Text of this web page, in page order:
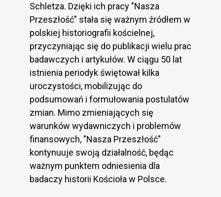
Schletza. Dzięki ich pracy "Nasza
Przeszłość" stała się ważnym źródłem w
polskiej historiografii kościelnej,
przyczyniając się do publikacji wielu prac
badawczych i artykułów. W ciągu 50 lat
istnienia periodyk świętował kilka
uroczystości, mobilizując do
podsumowań i formułowania postulatów
zmian. Mimo zmieniających się
warunków wydawniczych i problemów
finansowych, "Nasza Przeszłość"
kontynuuje swoją działalność, będąc
ważnym punktem odniesienia dla
badaczy historii Kościoła w Polsce.